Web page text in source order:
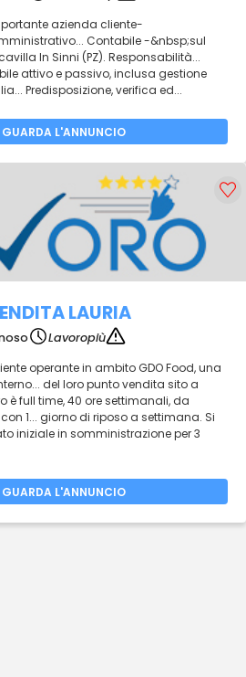
azienda cliente-
Contabile -&nbsp;sul
In Sinni (PZ). Responsabilità...
attivo e passivo, inclusa gestione
Predisposizione, verifica ed...
GUARDA L'ANNUNCIO
LAURIA
Lavoropiù
operante in ambito GDO Food, una
del loro punto vendita sito a
è full time, 40 ore settimanali, da
1... giorno di riposo a settimana. Si
iniziale in somministrazione per 3
GUARDA L'ANNUNCIO